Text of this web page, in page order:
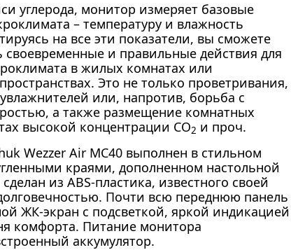
углерода, монитор измеряет базовые
– температуру и влажность
на все эти показатели, вы сможете
и правильные действия для
в жилых комнатах или
Это не только проветривания,
или, напротив, борьба с
а также размещение комнатных
высокой концентрации CO2 и проч.
Wezzer Air MC40 выполнен в стильном
краями, дополненном настольной
из ABS-пластика, известного своей
Почти всю переднюю панель
ЖК-экран с подсветкой, яркой индикацией
комфорта. Питание монитора
аккумулятор.